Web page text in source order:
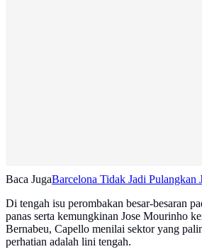
Baca JugaBarcelona Tidak Jadi
Di tengah isu perombakan besar-besaran
panas serta kemungkinan Jose Mourinho
Bernabeu, Capello menilai sektor yang
perhatian adalah lini tengah.